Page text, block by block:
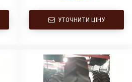
УТОЧНИТИ ЦІНУ